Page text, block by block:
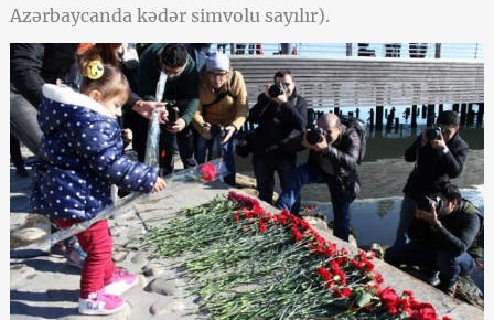
Azərbaycanda kədər simvolu sayılır).